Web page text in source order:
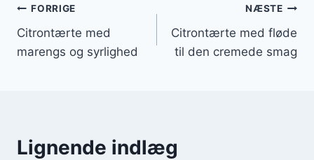
Indlægsnavigation
FORRIGE
Citrontærte med
marengs og syrlighed
NÆSTE
Citrontærte med fløde
til den cremede smag
Lignende indlæg